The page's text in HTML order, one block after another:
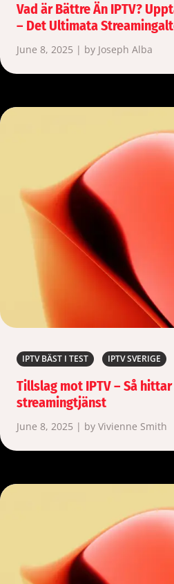
Vad är Bättre Än IPTV?
– Det Ultimata
June 8, 2025 | by Joseph Alba
IPTV BÄST I TEST IPTV SVERIGE
Tillslag mot IPTV – Så
streamingtjänst
June 8, 2025 | by Vivienne Smith